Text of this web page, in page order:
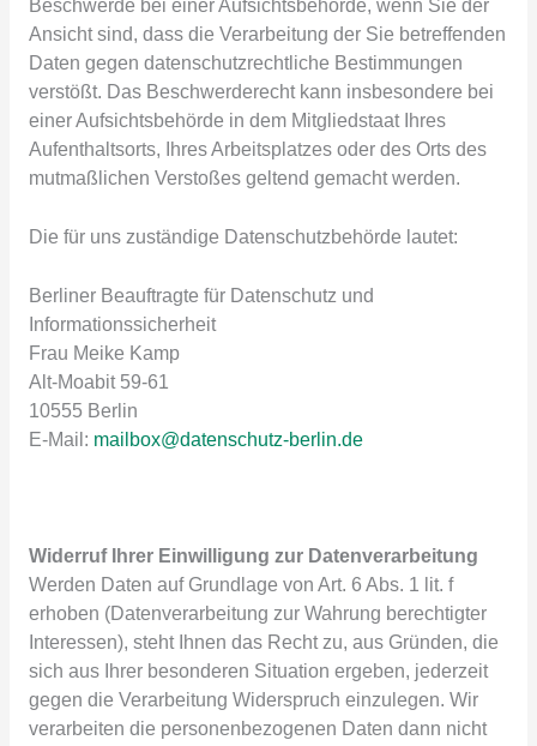
Beschwerde bei einer Aufsichtsbehörde, wenn Sie der
Ansicht sind, dass die Verarbeitung der Sie betreffenden
Daten gegen datenschutzrechtliche Bestimmungen
verstößt. Das Beschwerderecht kann insbesondere bei
einer Aufsichtsbehörde in dem Mitgliedstaat Ihres
Aufenthaltsorts, Ihres Arbeitsplatzes oder des Orts des
mutmaßlichen Verstoßes geltend gemacht werden.
Die für uns zuständige Datenschutzbehörde lautet:
Berliner Beauftragte für Datenschutz und
Informationssicherheit
Frau Meike Kamp
Alt-Moabit 59-61
10555 Berlin
E-Mail: mailbox@datenschutz-berlin.de
Widerruf Ihrer Einwilligung zur Datenverarbeitung
Werden Daten auf Grundlage von Art. 6 Abs. 1 lit. f
erhoben (Datenverarbeitung zur Wahrung berechtigter
Interessen), steht Ihnen das Recht zu, aus Gründen, die
sich aus Ihrer besonderen Situation ergeben, jederzeit
gegen die Verarbeitung Widerspruch einzulegen. Wir
verarbeiten die personenbezogenen Daten dann nicht